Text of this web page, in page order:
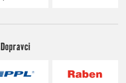
Dopravci